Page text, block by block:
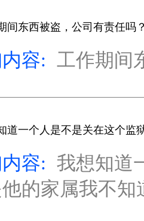
间东西被盗，公司有责任吗
容: 工作期间
道一个人是不是关在这个监
容: 我想知道
的家属我不知